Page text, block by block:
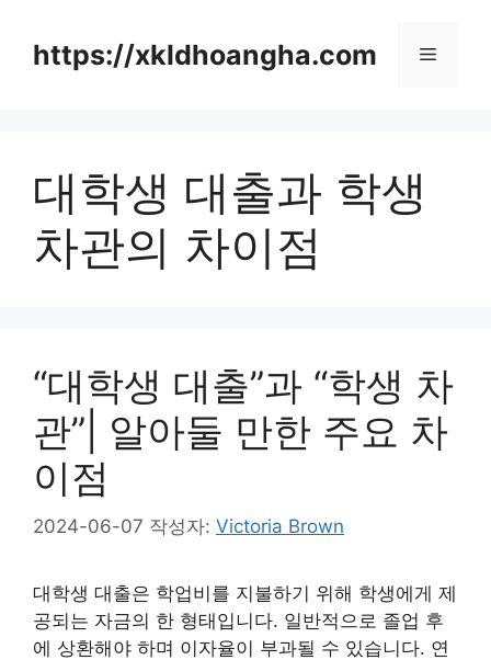
https://xkldhoangha.com 메
대학생 대출과 학생
차관의 차이점
“대학생 대출”과 “학생 차
관”| 알아둘 만한 주요 차
이점
2024-06-07 작성자: Victoria Brown
대학생 대출은 학업비를 지불하기 위해 학생에게 제
공되는 자금의 한 형태입니다. 일반적으로 졸업 후
에 상환해야 하며 이자율이 부과될 수 있습니다. 연